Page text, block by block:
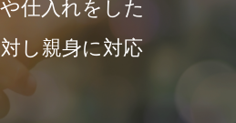
仕入れをした
し親身に対応